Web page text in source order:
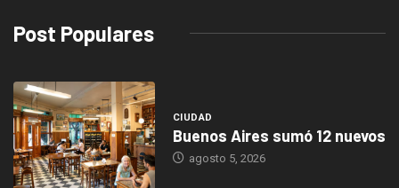
Post Populares
CIUDAD
Buenos Aires sumó 12 nuevos
agosto 5, 2026